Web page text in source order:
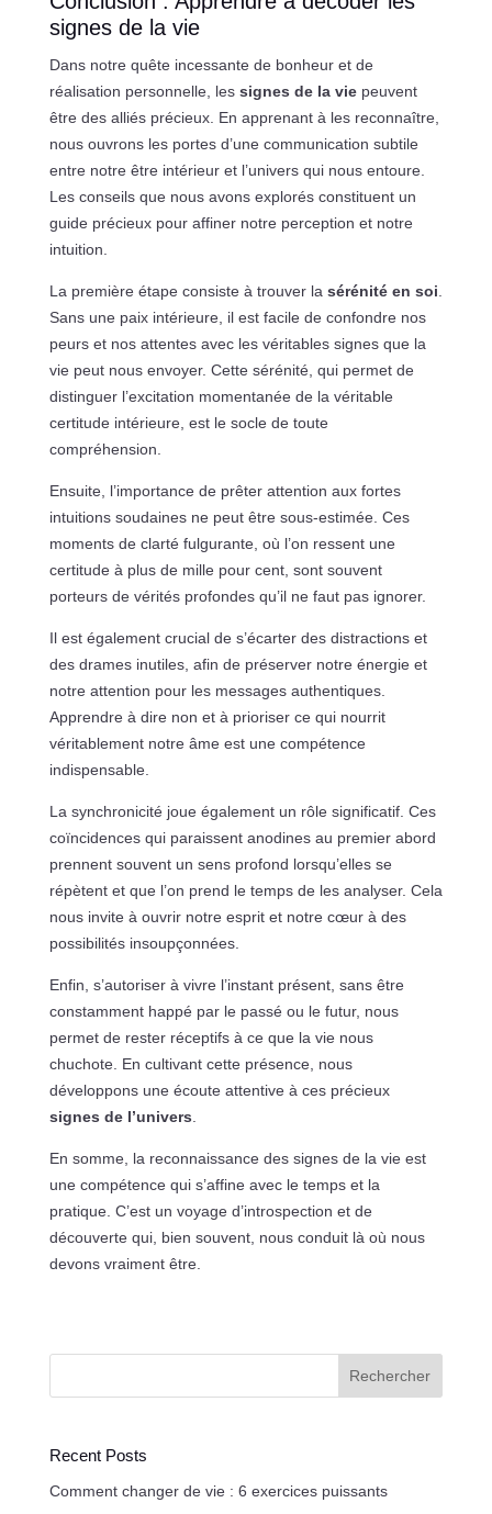
signes de la vie
Dans notre quête incessante de bonheur et de
réalisation personnelle, les signes de la viepeuvent
être des alliés précieux. En apprenant à les reconnaître,
nous ouvrons les portes d’une communication subtile
entre notre être intérieur et l’univers qui nous entoure.
Les conseils que nous avons explorés constituent un
guide précieux pour affiner notre perception et notre
intuition.
La première étape consiste à trouver la sérénité en soi.
Sans une paix intérieure, il est facile de confondre nos
peurs et nos attentes avec les véritables signes que la
vie peut nous envoyer. Cette sérénité, qui permet de
distinguer l’excitation momentanée de la véritable
certitude intérieure, est le socle de toute
compréhension.
Ensuite, l’importance de prêter attention aux fortes
intuitions soudaines ne peut être sous-estimée. Ces
moments de clarté fulgurante, où l’on ressent une
certitude à plus de mille pour cent, sont souvent
porteurs de vérités profondes qu’il ne faut pas ignorer.
Il est également crucial de s’écarter des distractions et
des drames inutiles, afin de préserver notre énergie et
notre attention pour les messages authentiques.
Apprendre à dire non et à prioriser ce qui nourrit
véritablement notre âme est une compétence
indispensable.
La synchronicité joue également un rôle significatif. Ces
coïncidences qui paraissent anodines au premier abord
prennent souvent un sens profond lorsqu’elles se
répètent et que l’on prend le temps de les analyser. Cela
nous invite à ouvrir notre esprit et notre cœur à des
possibilités insoupçonnées.
Enfin, s’autoriser à vivre l’instant présent, sans être
constamment happé par le passé ou le futur, nous
permet de rester réceptifs à ce que la vie nous
chuchote. En cultivant cette présence, nous
développons une écoute attentive à ces précieux
signes de l’univers.
En somme, la reconnaissance des signes de la vie est
une compétence qui s’affine avec le temps et la
pratique. C’est un voyage d’introspection et de
découverte qui, bien souvent, nous conduit là où nous
devons vraiment être.
Rechercher
Recent Posts
Comment changer de vie : 6 exercices puissants